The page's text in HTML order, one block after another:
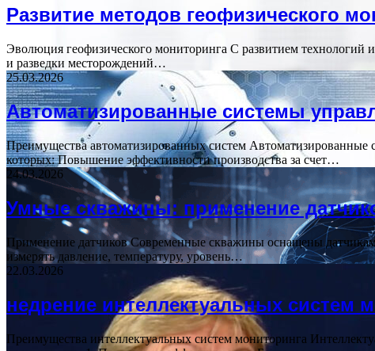
Развитие методов геофизического
Эволюция геофизического мониторинга С развитием технологий
и разведки месторождений…
25.03.2026
Автоматизированные системы
Преимущества автоматизированных систем Автоматизированные
которых: Повышение эффективности производства за счет…
24.03.2026
Умные скважины: применение
Применение датчиков Современные скважины оснащены
измерять давление, температуру, уровень…
22.03.2026
недрение интеллектуальных систем
Преимущества интеллектуальных систем мониторинга